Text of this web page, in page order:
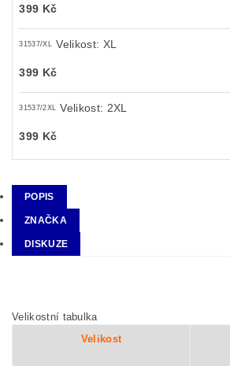
399 Kč
31537/XL Velikost: XL
399 Kč
31537/2XL Velikost: 2XL
399 Kč
POPIS
ZNAČKA
DISKUZE
Velikostní tabulka
Velikost